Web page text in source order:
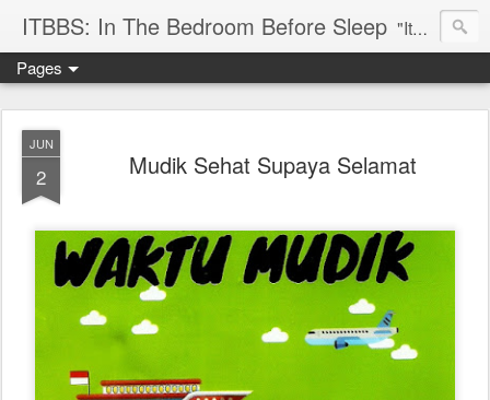
ITBBS: In The Bedroom Before Sleep "Its my life to be exist in the world"
Pages
JUN
2 Mudik Sehat Supaya Selamat